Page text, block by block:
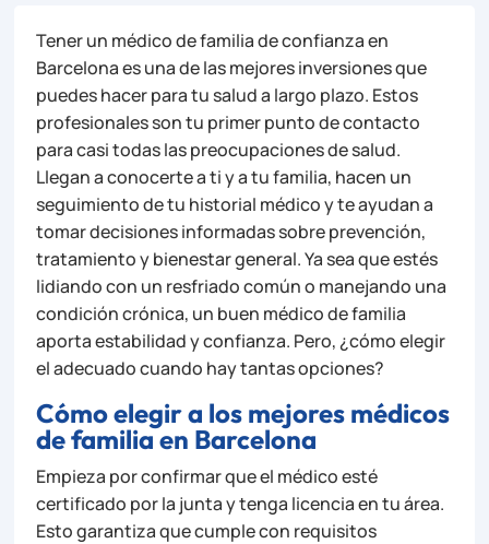
Tener un médico de familia de confianza en
Barcelona es una de las mejores inversiones que
puedes hacer para tu salud a largo plazo. Estos
profesionales son tu primer punto de contacto
para casi todas las preocupaciones de salud.
Llegan a conocerte a ti y a tu familia, hacen un
seguimiento de tu historial médico y te ayudan a
tomar decisiones informadas sobre prevención,
tratamiento y bienestar general. Ya sea que estés
lidiando con un resfriado común o manejando una
condición crónica, un buen médico de familia
aporta estabilidad y confianza. Pero, ¿cómo elegir
el adecuado cuando hay tantas opciones?
Cómo elegir a los mejores médicos
de familia en Barcelona
Empieza por confirmar que el médico esté
certificado por la junta y tenga licencia en tu área.
Esto garantiza que cumple con requisitos